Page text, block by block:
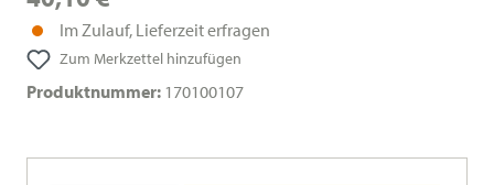
Im Zulauf, Lieferzeit erfragen
Zum Merkzettel hinzufügen
Produktnummer: 170100107